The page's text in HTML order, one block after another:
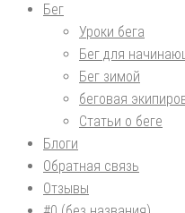
Бег
Уроки бега
Бег для
Бег зимой
беговая
Статьи о беге
Блоги
Обратная связь
Отзывы